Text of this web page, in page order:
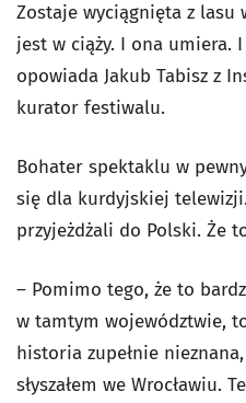
Zostaje wyciągnięta z lasu
jest w ciąży. I ona umiera.
opowiada Jakub Tabisz z
kurator festiwalu.
Bohater spektaklu w
się dla kurdyjskiej
przyjeżdżali do Polski. Że
– Pomimo tego, że to
w tamtym województwie,
historia zupełnie
słyszałem we Wrocławiu.